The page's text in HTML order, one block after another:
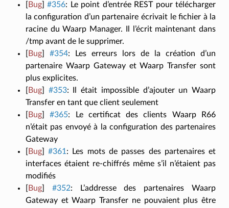
Bug] #356: Le point d’entrée REST pour télécharger
la configuration d’un partenaire écrivait le fichier à la
racine du Waarp Manager. Il l’écrit maintenant dans
/tmp avant de le supprimer.
Bug] #354: Les erreurs lors de la création d’un
partenaire Waarp Gateway et Waarp Transfer sont
plus explicites.
Bug] #353: Il était impossible d’ajouter un Waarp
Transfer en tant que client seulement
Bug] #365: Le certificat des clients Waarp R66
n’était pas envoyé à la configuration des partenaires
Gateway
Bug] #361: Les mots de passes des partenaires et
interfaces étaient re-chiffrés même s’il n’étaient pas
modifiés
Bug] #352: L’addresse des partenaires Waarp
Gateway et Waarp Transfer ne pouvaient plus être